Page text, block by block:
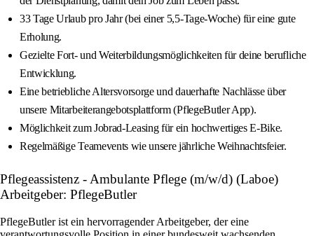
33 Tage Urlaub pro Jahr (bei einer 5,5-Tage-Woche) für eine gute
Erholung.
Gezielte Fort- und Weiterbildungsmöglichkeiten für deine berufliche
Entwicklung.
Eine betriebliche Altersvorsorge und dauerhafte Nachlässe über
unsere Mitarbeiterangebotsplattform (PflegeButler App).
Möglichkeit zum Jobrad-Leasing für ein hochwertiges E-Bike.
Regelmäßige Teamevents wie unsere jährliche Weihnachtsfeier.
Pflegeassistenz - Ambulante Pflege (m/w/d) (Laboe)
Arbeitgeber: PflegeButler
PflegeButler ist ein hervorragender Arbeitgeber, der eine